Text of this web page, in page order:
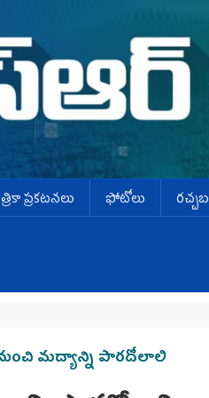
ప్రకటనలు ఫోటోలు
మద్యాన్ని పారదోలాలి